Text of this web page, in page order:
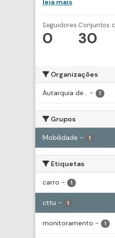
leia mais
Seguidores
0
Conjuntos
30
Organizações
Autarquia de... - 1
Grupos
Mobilidade - 1
Etiquetas
carro - 1
cttu - 1
monitoramento - 1